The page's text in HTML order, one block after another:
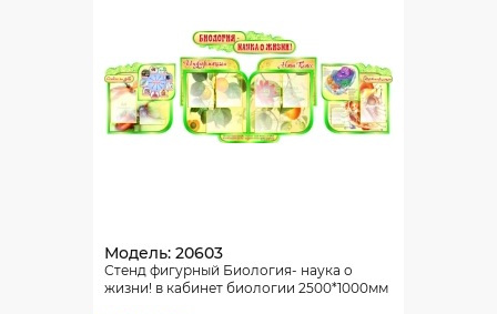
Модель: 20603
Стенд фигурный Биология- наука о
жизни! в кабинет биологии 2500*1000мм